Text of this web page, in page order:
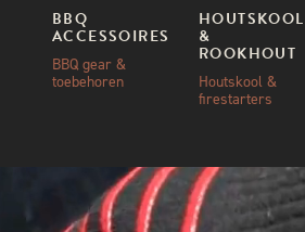
BBQ
ACCESSOIRES
BBQ gear &
toebehoren
HOUTSKOOL
&
ROOKHOUT
Houtskool &
firestarters